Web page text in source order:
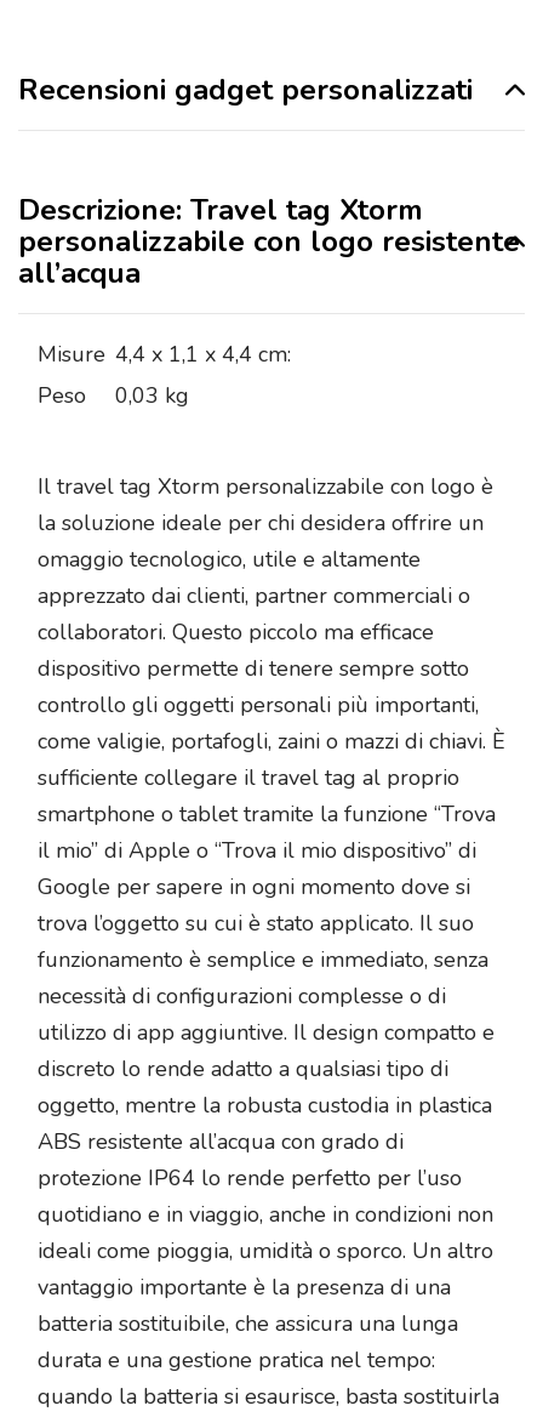
Recensioni gadget personalizzati
Descrizione: Travel tag Xtorm
personalizzabile con logo resistente
all’acqua
Misure 4,4 x 1,1 x 4,4 cm:
Peso
0,03 kg
Il travel tag Xtorm personalizzabile con logo è
la soluzione ideale per chi desidera offrire un
omaggio tecnologico, utile e altamente
apprezzato dai clienti, partner commerciali o
collaboratori. Questo piccolo ma efficace
dispositivo permette di tenere sempre sotto
controllo gli oggetti personali più importanti,
come valigie, portafogli, zaini o mazzi di chiavi. È
sufficiente collegare il travel tag al proprio
smartphone o tablet tramite la funzione “Trova
il mio” di Apple o “Trova il mio dispositivo” di
Google per sapere in ogni momento dove si
trova l’oggetto su cui è stato applicato. Il suo
funzionamento è semplice e immediato, senza
necessità di configurazioni complesse o di
utilizzo di app aggiuntive. Il design compatto e
discreto lo rende adatto a qualsiasi tipo di
oggetto, mentre la robusta custodia in plastica
ABS resistente all’acqua con grado di
protezione IP64 lo rende perfetto per l’uso
quotidiano e in viaggio, anche in condizioni non
ideali come pioggia, umidità o sporco. Un altro
vantaggio importante è la presenza di una
batteria sostituibile, che assicura una lunga
durata e una gestione pratica nel tempo:
quando la batteria si esaurisce, basta sostituirla